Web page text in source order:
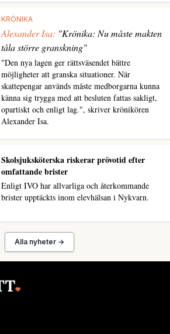
KRÖNIKA
Alexander Isa: "Krönika: Nu måste makten
tåla större granskning"
"Den nya lagen ger rättsväsendet bättre
möjligheter att granska situationer. När
skattepengar används måste medborgarna kunna
känna sig trygga med att besluten fattas sakligt,
opartiskt och enligt lag.", skriver krönikören
Alexander Isa.
Skolsjuksköterska riskerar prövotid efter
omfattande brister
Enligt IVO har allvarliga och återkommande
brister upptäckts inom elevhälsan i Nykvarn.
Alla nyheter →